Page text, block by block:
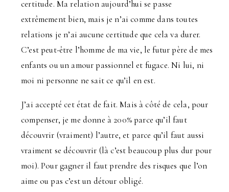
certitude. Ma relation aujourd’hui se passe
extrêmement bien, mais je n’ai comme dans toutes
relations je n’ai aucune certitude que cela va durer.
C’est peut-être l’homme de ma vie, le futur père de mes
enfants ou un amour passionnel et fugace. Ni lui, ni
moi ni personne ne sait ce qu’il en est.
J’ai accepté cet état de fait. Mais à côté de cela, pour
compenser, je me donne à 200% parce qu’il faut
découvrir (vraiment) l’autre, et parce qu’il faut aussi
vraiment se découvrir (là c’est beaucoup plus dur pour
moi). Pour gagner il faut prendre des risques que l’on
aime ou pas c’est un détour obligé.